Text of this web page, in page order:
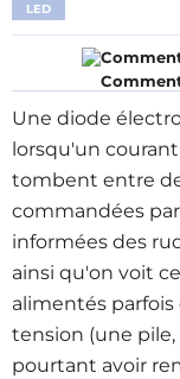
LED
Une diode
lorsqu'un courant
tombent entre
commandées
informées des
ainsi qu'on voit
alimentés
tension (une
pourtant avoir